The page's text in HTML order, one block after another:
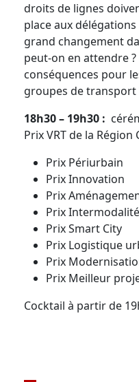
droits de lignes
place aux
grand changement
peut-on en attendre
conséquences pour
groupes de transport
18h30 – 19h30 :
Prix VRT de la Région
Prix Périurbain
Prix Innovation
Prix
Prix Intermodalité
Prix Smart City
Prix Logistique
Prix
Prix Meilleur
Cocktail à partir de